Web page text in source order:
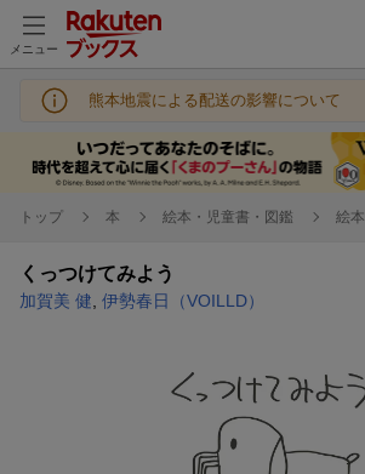
メニュー
熊本地震による配送の影響について
トップ 本 絵本・児童書・図鑑 絵本
くっつけてみよう
加賀美 健 伊勢春日（VOILLD）